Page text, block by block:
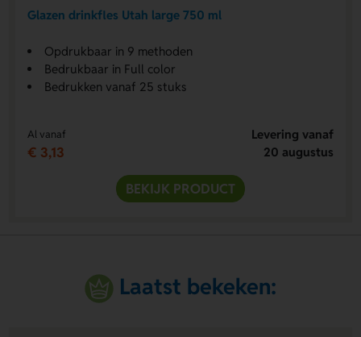
Glazen drinkfles Utah large 750 ml
Opdrukbaar in 9 methoden
Bedrukbaar in Full color
Bedrukken vanaf 25 stuks
Al vanaf
€ 3,13
Levering vanaf
20 augustus
BEKIJK PRODUCT
Laatst bekeken: